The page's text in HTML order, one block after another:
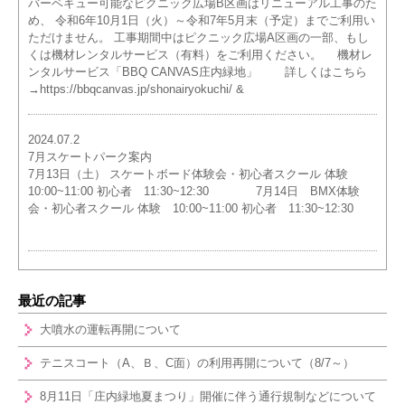
バーベキュー可能なピクニック広場B区画はリニューアル工事のた
め、 令和6年10月1日（火）～令和7年5月末（予定）までご利用い
ただけません。 工事期間中はピクニック広場A区画の一部、もし
くは機材レンタルサービス（有料）をご利用ください。 機材レ
ンタルサービス「BBQ CANVAS庄内緑地」 詳しくはこちら
→https://bbqcanvas.jp/shonairyokuchi/ &
2024.07.2
7月スケートパーク案内
7月13日（土） スケートボード体験会・初心者スクール 体験
10:00~11:00 初心者 11:30~12:30 7月14日 BMX体験
会・初心者スクール 体験 10:00~11:00 初心者 11:30~12:30
最近の記事
大噴水の運転再開について
テニスコート（A、Ｂ、C面）の利用再開について（8/7～）
8月11日「庄内緑地夏まつり」開催に伴う通行規制などについて